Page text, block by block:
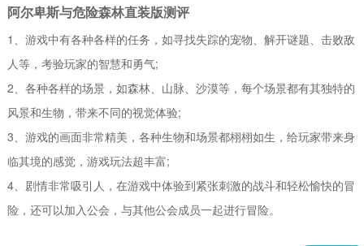
阿尔卑斯与危险森林直装版测评
1、游戏中有各种各样的任务，如寻找失踪的宠物、解开谜题、击败敌
人等，考验玩家的智慧和勇气;
2、各种各样的场景，如森林、山脉、沙漠等，每个场景都有其独特的
风景和生物，带来不同的视觉体验;
3、游戏的画面非常精美，各种生物和场景都栩栩如生，给玩家带来身
临其境的感觉，游戏玩法超丰富;
4、剧情非常吸引人，在游戏中体验到紧张刺激的战斗和轻松愉快的冒
险，还可以加入公会，与其他公会成员一起进行冒险。